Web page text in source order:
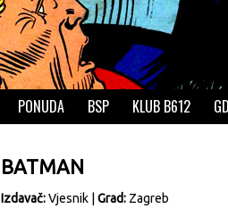
PONUDA BSP KLUB B612
BATMAN
Izdavač:Vjesnik Grad: Zagreb